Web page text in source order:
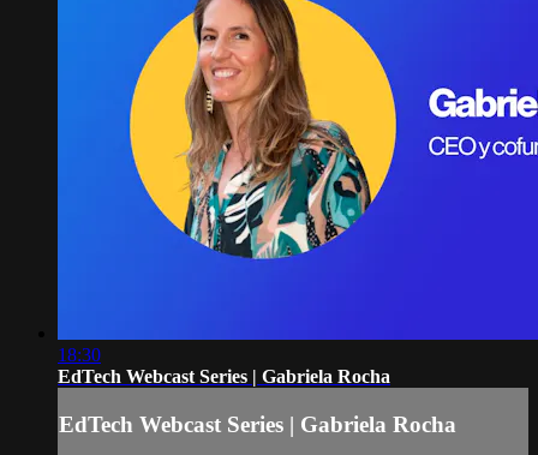
18:30
EdTech Webcast Series | Gabriela Rocha
EdTech Webcast Series | Gabriela Rocha